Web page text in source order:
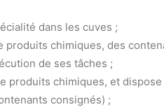
dans les cuves ;
produits chimiques, des
de ses tâches ;
produits chimiques, et
consignés) ;